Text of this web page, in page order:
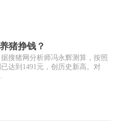
猪挣钱？
搜猪网分析师冯永辉测算，按照
达到1491元，创历史新高。对